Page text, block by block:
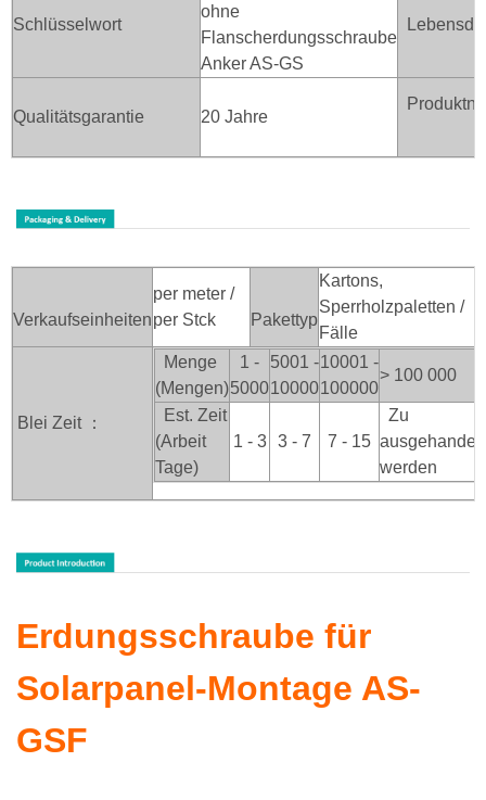
Schlüsselwort
ohne
Flanscherdungsschraube
Anker AS-GS
Qualitätsgarantie 20 Jahre
Verkaufseinheiten
per meter /
per Stck
Pakettyp
Kartons,
Sperrholzpaletten /
Fälle
Blei Zeit ：
Menge
(Mengen)
1 -
5000
5001 -
10000
10001 -
100000
> 100 000
Est. Zeit
(Arbeit
Tage)
1 - 3 3 - 7 7 - 15
Zu
ausgehandelt
werden
Erdungsschraube für
Solarpanel-Montage AS-
GSF